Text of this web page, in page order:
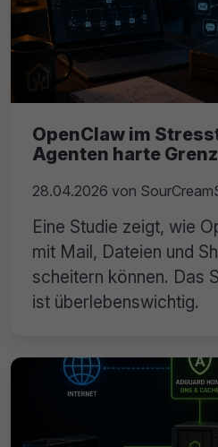
OpenClaw im
Agenten harte
28.04.2026 von
Eine Studie zeigt, wie
mit Mail, Dateien und
scheitern können. Das
ist überlebenswichtig.